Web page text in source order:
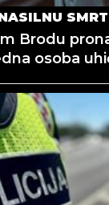
SMRT
Brodu
osoba